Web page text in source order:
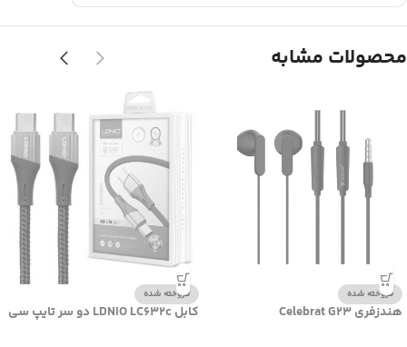
محصولات مشابه
فروخته شده
هندزفری Celebrat G23
فروخته شده
کابل LDNIO LC632c دو سر تایپ سی